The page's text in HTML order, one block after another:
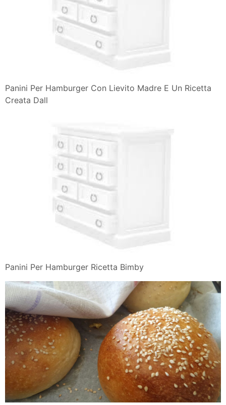
Panini Per Hamburger Con Lievito Madre E Un Ricetta
Creata Dall
Panini Per Hamburger Ricetta Bimby